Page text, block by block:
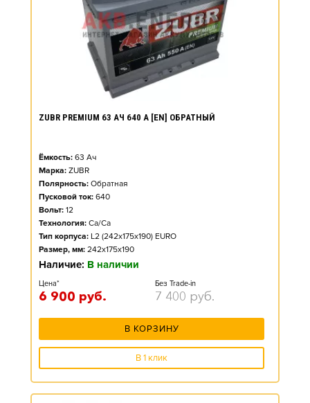
ZUBR PREMIUM 63 АЧ 640 А [EN] ОБРАТНЫЙ
Ёмкость: 63 Ач
Марка: ZUBR
Полярность: Обратная
Пусковой ток: 640
Вольт: 12
Технология: Ca/Ca
Тип корпуса: L2 (242x175x190) EURO
Размер, мм: 242x175x190
Наличие: В наличии
Цена*
6 900 руб.
Без Trade-in
7 400 руб.
В КОРЗИНУ
В 1 клик